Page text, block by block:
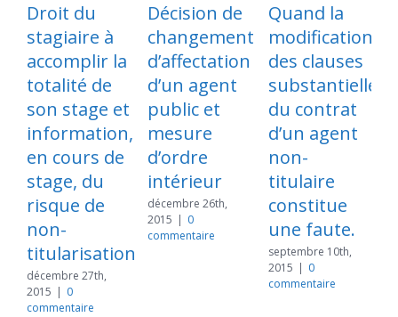
Droit du
stagiaire à
accomplir la
totalité de
son stage et
information,
en cours de
stage, du
risque de
non-
titularisation
décembre 27th,
2015 | 0
commentaire
Décision de
changement
d’affectation
d’un agent
public et
mesure
d’ordre
intérieur
décembre 26th,
2015 | 0
commentaire
Quand la
modification
des clauses
substantielles
du contrat
d’un agent
non-
titulaire
constitue
une faute.
septembre 10th,
2015 | 0
commentaire